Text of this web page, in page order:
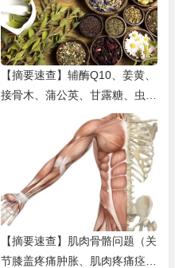
【摘要速查】辅酶Q10、姜黄、
接骨木、蒲公英、甘露糖、虫
草、灵芝、红景天、红海藻、白
【摘要速查】肌肉骨骼问题（关
节膝盖疼痛肿胀、肌肉疼痛痉挛